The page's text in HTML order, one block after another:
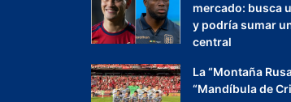
mercado: busca
y podría sumar
central
La “Montaña
“Mandíbula de